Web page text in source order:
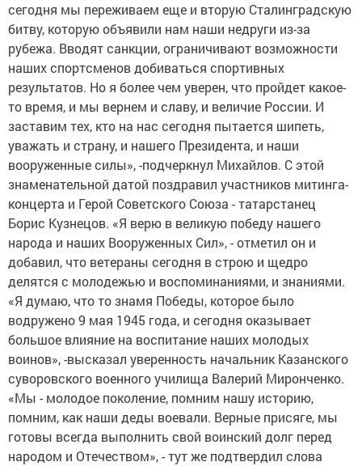
сегодня мы переживаем еще и вторую Сталинградскую
битву, которую объявили нам наши недруги из-за
рубежа. Вводят санкции, ограничивают возможности
наших спортсменов добиваться спортивных
результатов. Но я более чем уверен, что пройдет какое-
то время, и мы вернем и славу, и величие России. И
заставим тех, кто на нас сегодня пытается шипеть,
уважать и страну, и нашего Президента, и наши
вооруженные силы», -подчеркнул Михайлов. С этой
знаменательной датой поздравил участников митинга-
концерта и Герой Советского Союза - татарстанец
Борис Кузнецов. «Я верю в великую победу нашего
народа и наших Вооруженных Сил», - отметил он и
добавил, что ветераны сегодня в строю и щедро
делятся с молодежью и воспоминаниями, и знаниями.
«Я думаю, что то знамя Победы, которое было
водружено 9 мая 1945 года, и сегодня оказывает
большое влияние на воспитание наших молодых
воинов», -высказал уверенность начальник Казанского
суворовского военного училища Валерий Миронченко.
«Мы - молодое поколение, помним нашу историю,
помним, как наши деды воевали. Верные присяге, мы
готовы всегда выполнить свой воинский долг перед
народом и Отечеством», - тут же подтвердил слова